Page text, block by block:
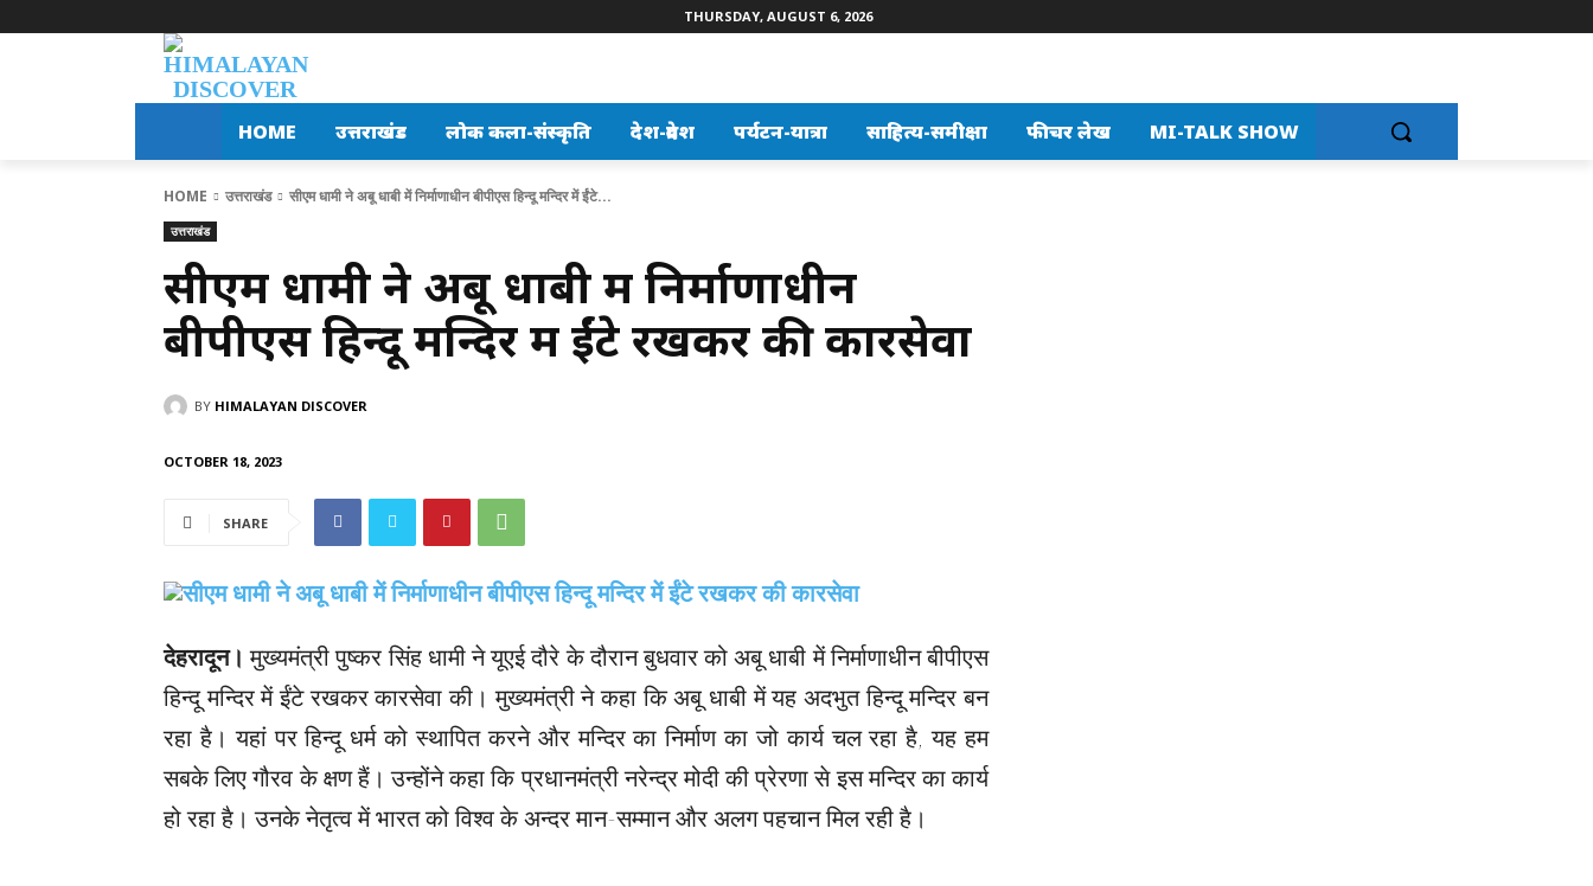
THURSDAY, AUGUST 6, 2026
HOME उत्तराखंड लोक कला-संस्कृति देश-प्रदेश पर्यटन-यात्रा साहित्य-समीक्षा फीचर लेख MI-TALK SHOW
HOME उत्तराखंड सीएम धामी ने अबू धाबी में निर्माणाधीन बीपीएस हिन्दू मन्दिर में ईंटे...
उत्तराखंड
सीएम धामी ने अबू धाबी में निर्माणाधीन
बीपीएस हिन्दू मन्दिर में ईंटे रखकर की कारसेवा
BY HIMALAYAN DISCOVER
OCTOBER 18, 2023
SHARE
देहरादून। मुख्यमंत्री पुष्कर सिंह धामी ने यूएई दौरे के दौरान बुधवार को अबू धाबी में निर्माणाधीन बीपीएस
हिन्दू मन्दिर में ईंटे रखकर कारसेवा की। मुख्यमंत्री ने कहा कि अबू धाबी में यह अदभुत हिन्दू मन्दिर बन
रहा है। यहां पर हिन्दू धर्म को स्थापित करने और मन्दिर का निर्माण का जो कार्य चल रहा है, यह हम
सबके लिए गौरव के क्षण हैं। उन्होंने कहा कि प्रधानमंत्री नरेन्द्र मोदी की प्रेरणा से इस मन्दिर का कार्य
हो रहा है। उनके नेतृत्व में भारत को विश्व के अन्दर मान-सम्मान और अलग पहचान मिल रही है।